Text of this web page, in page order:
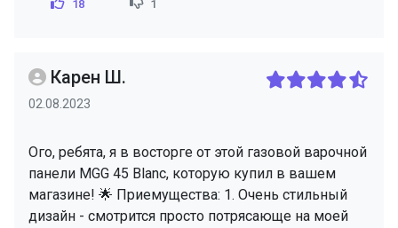
18 1
Карен Ш.
02.08.2023
Ого, ребята, я в восторге от этой газовой варочной
панели MGG 45 Blanc, которую купил в вашем
магазине! 🌟 Приемущества: 1. Очень стильный
дизайн - смотрится просто потрясающе на моей